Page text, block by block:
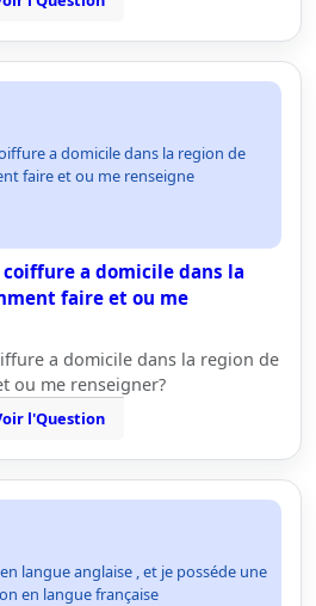
a domicile dans la region de
faire et ou me renseigne
a domicile dans la
faire et ou me
a domicile dans la region de
ou me renseigner?
l'Question
langue anglaise , et je posséde une
en langue française